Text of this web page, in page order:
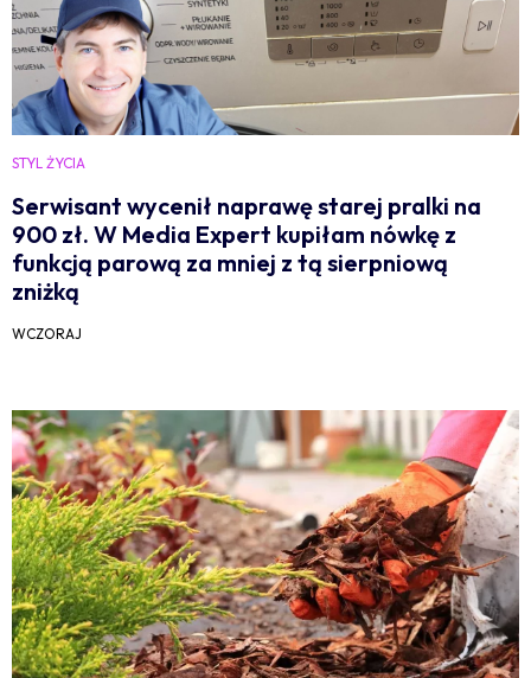
STYL ŻYCIA
Serwisant wycenił naprawę starej pralki na
900 zł. W Media Expert kupiłam nówkę z
funkcją parową za mniej z tą sierpniową
zniżką
WCZORAJ